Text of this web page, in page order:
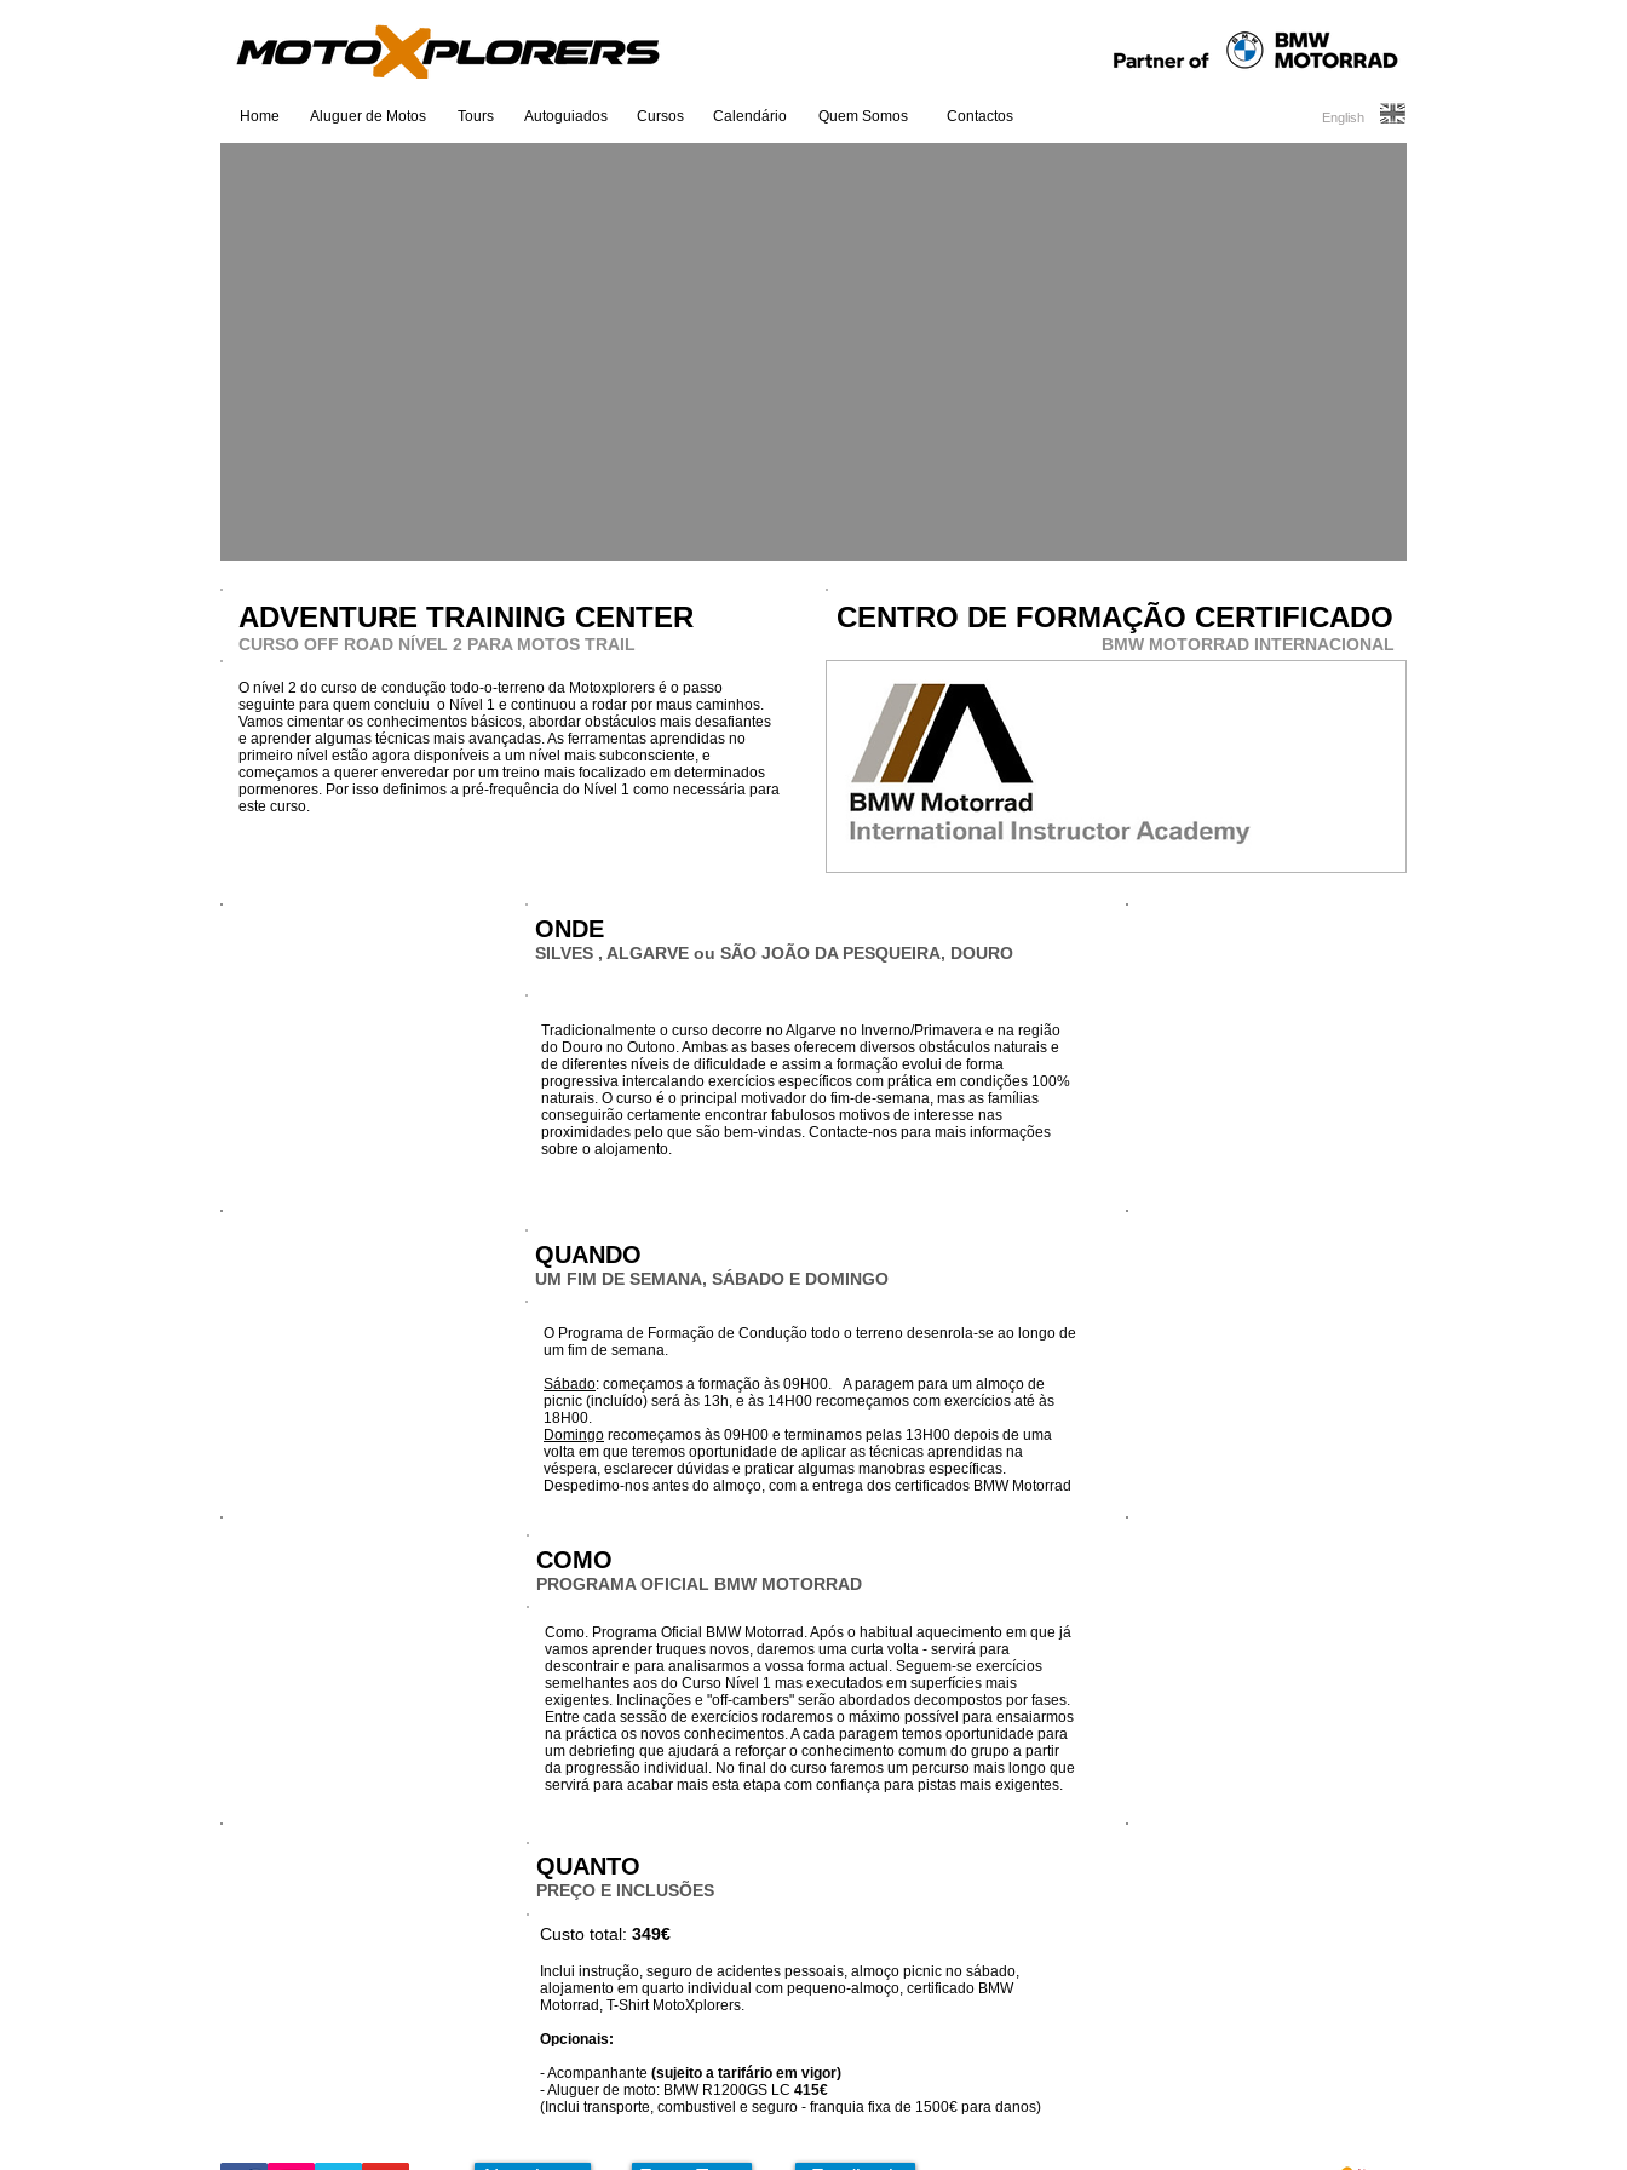
Home Aluguer de Motos Tours Autoguiados Cursos Calendário Quem Somos Contactos English
O nível 2 do curso de condução todo-o-terreno da Motoxplorers é o passo
seguinte para quem concluiu o Nível 1 e continuou a rodar por maus caminhos.
Vamos cimentar os conhecimentos básicos, abordar obstáculos mais desafiantes
e aprender algumas técnicas mais avançadas. As ferramentas aprendidas no
primeiro nível estão agora disponíveis a um nível mais subconsciente, e
começamos a querer enveredar por um treino mais focalizado em determinados
pormenores. Por isso definimos a pré-frequência do Nível 1 como necessária para
este curso.
ADVENTURE TRAINING CENTER
CURSO OFF ROAD NÍVEL 2 PARA MOTOS TRAIL
CENTRO DE FORMAÇÃO CERTIFICADO
BMW MOTORRAD INTERNACIONAL
ONDE
SILVES , ALGARVE ou SÃO JOÃO DA PESQUEIRA, DOURO
Tradicionalmente o curso decorre no Algarve no Inverno/Primavera e na região
do Douro no Outono. Ambas as bases oferecem diversos obstáculos naturais e
de diferentes níveis de dificuldade e assim a formação evolui de forma
progressiva intercalando exercícios específicos com prática em condições 100%
naturais. O curso é o principal motivador do fim-de-semana, mas as famílias
conseguirão certamente encontrar fabulosos motivos de interesse nas
proximidades pelo que são bem-vindas. Contacte-nos para mais informações
sobre o alojamento.
O Programa de Formação de Condução todo o terreno desenrola-se ao longo de
um fim de semana.
Sábado: começamos a formação às 09H00. A paragem para um almoço de
picnic (incluído) será às 13h, e às 14H00 recomeçamos com exercícios até às
18H00.
Domingo recomeçamos às 09H00 e terminamos pelas 13H00 depois de uma
volta em que teremos oportunidade de aplicar as técnicas aprendidas na
véspera, esclarecer dúvidas e praticar algumas manobras específicas.
Despedimo-nos antes do almoço, com a entrega dos certificados BMW Motorrad
QUANDO
UM FIM DE SEMANA, SÁBADO E DOMINGO
COMO
PROGRAMA OFICIAL BMW MOTORRAD
Como. Programa Oficial BMW Motorrad. Após o habitual aquecimento em que já
vamos aprender truques novos, daremos uma curta volta - servirá para
descontrair e para analisarmos a vossa forma actual. Seguem-se exercícios
semelhantes aos do Curso Nível 1 mas executados em superfícies mais
exigentes. Inclinações e "off-cambers" serão abordados decompostos por fases.
Entre cada sessão de exercícios rodaremos o máximo possível para ensaiarmos
na práctica os novos conhecimentos. A cada paragem temos oportunidade para
um debriefing que ajudará a reforçar o conhecimento comum do grupo a partir
da progressão individual. No final do curso faremos um percurso mais longo que
servirá para acabar mais esta etapa com confiança para pistas mais exigentes.
QUANTO
PREÇO E INCLUSÕES
Custo total: 349€
Inclui instrução, seguro de acidentes pessoais, almoço picnic no sábado,
alojamento em quarto individual com pequeno-almoço, certificado BMW
Motorrad, T-Shirt MotoXplorers.
Opcionais:
- Acompanhante (sujeito a tarifário em vigor)
- Aluguer de moto: BMW R1200GS LC 415€
(Inclui transporte, combustivel e seguro - franquia fixa de 1500€ para danos)